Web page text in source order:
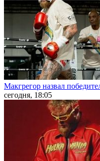
Макгрегор назвал
сегодня, 18:05